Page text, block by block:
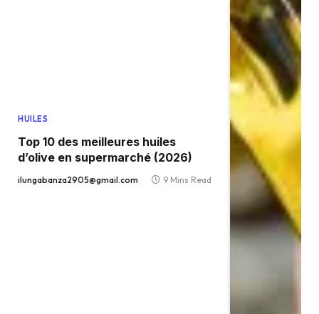
HUILES
Top 10 des meilleures huiles
d’olive en supermarché (2026)
ilungabanza2905@gmail.com 9 Mins Read